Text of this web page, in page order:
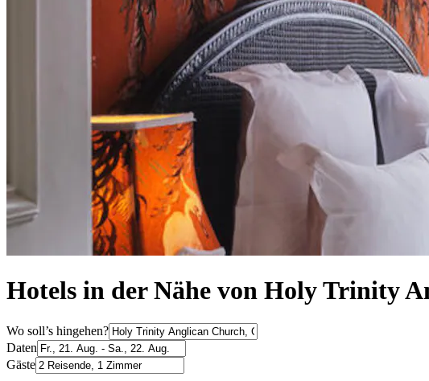
Hotels in der Nähe von Holy Trinity
Wo soll’s hingehen?
Daten
Gäste